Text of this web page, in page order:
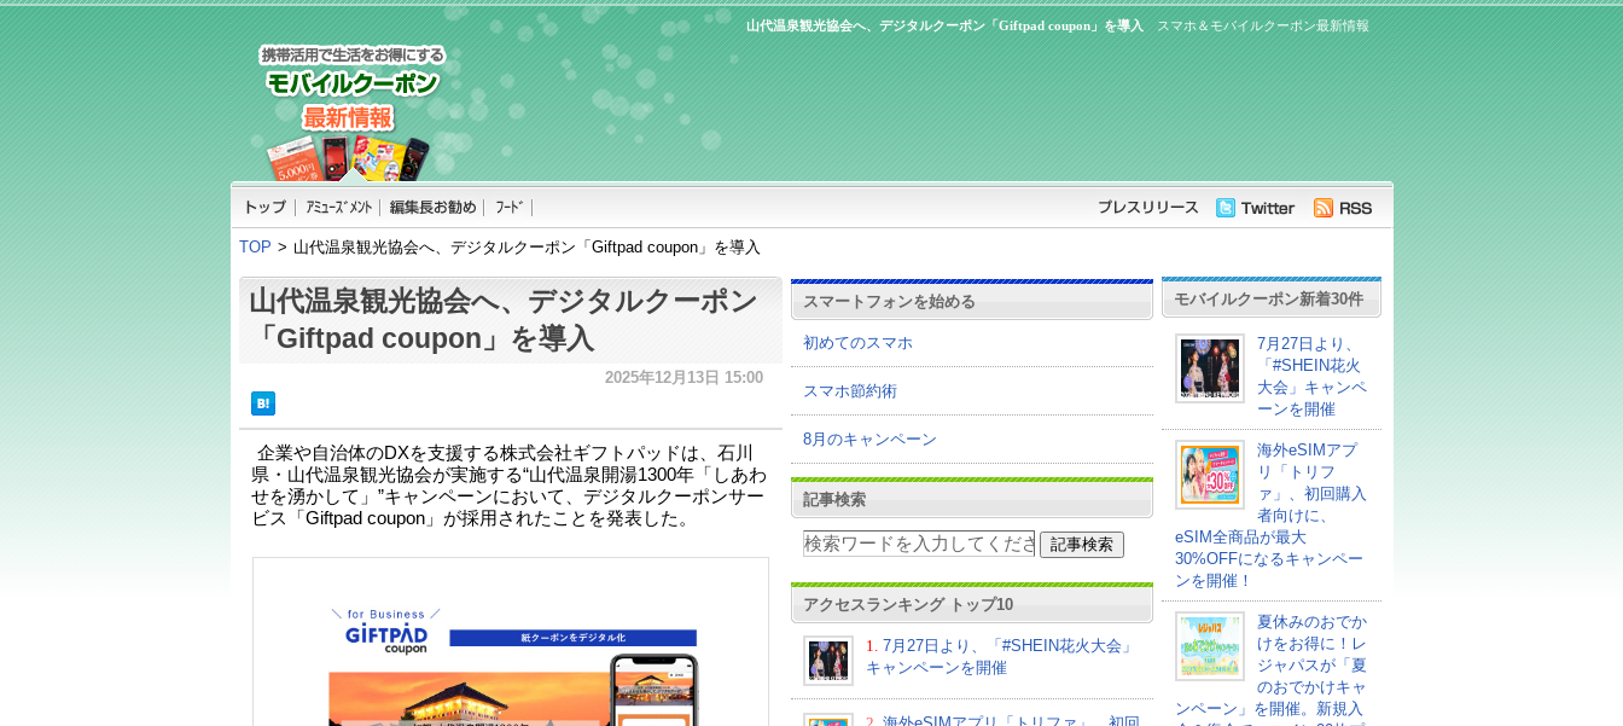
スマホ＆モバイルクーポン最新情報
山代温泉観光協会へ、デジタルクーポン「Giftpad coupon」を導入
TOP > 山代温泉観光協会へ、デジタルクーポン「Giftpad coupon」を導入
山代温泉観光協会へ、デジタルクーポン
「Giftpad coupon」を導入
2025年12月13日 15:00
企業や自治体のDXを支援する株式会社ギフトパッドは、石川
県・山代温泉観光協会が実施する“山代温泉開湯1300年「しあわ
せを湧かして」”キャンペーンにおいて、デジタルクーポンサー
ビス「Giftpad coupon」が採用されたことを発表した。
スマートフォンを始める
初めてのスマホ
スマホ節約術
8月のキャンペーン
記事検索
アクセスランキング トップ10
1.
7月27日より、「#SHEIN花火大会」
キャンペーンを開催
2. 海外eSIMアプリ「トリファ」、初回
モバイルクーポン新着30件
7月27日より、
「#SHEIN花火
大会」キャンペ
ーンを開催
海外eSIMアプ
リ「トリフ
ァ」、初回購入
者向けに、
eSIM全商品が最大
30%OFFになるキャンペー
ンを開催！
夏休みのおでか
けをお得に！レ
ジャパスが「夏
のおでかけキャ
ンペーン」を開催。新規入